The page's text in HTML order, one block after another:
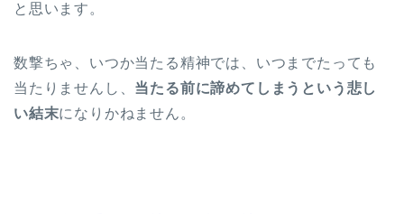
と思います。
数撃ちゃ、いつか当たる精神では、いつまでたっても
当たりませんし、 当たる前に諦めてしまうという悲し
い結末になりかねません。